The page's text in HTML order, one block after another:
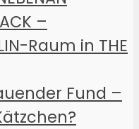
–
Raum in THE
Fund –